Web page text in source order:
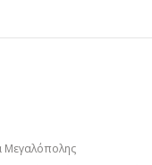
Μεγαλόπολης